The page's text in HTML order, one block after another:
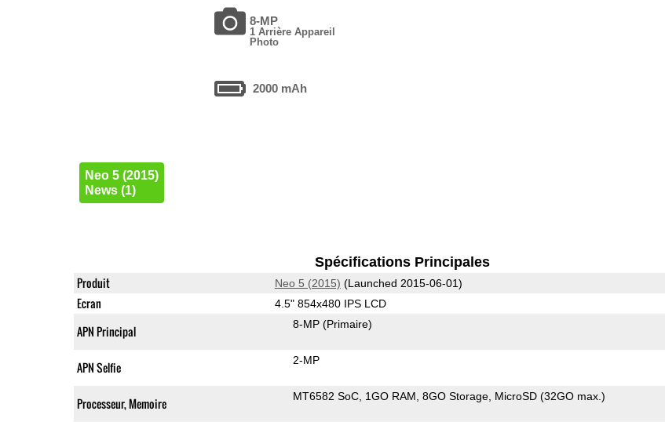
8-MP
1 Arrière Appareil
Photo
2000 mAh
Neo 5 (2015)
News (1)
Spécifications Principales
Produit Neo 5 (2015) (Launched 2015-06-01)
Ecran 4.5" 854x480 IPS LCD
APN Principal 8-MP (Primaire)
APN Selfie 2-MP
Processeur, Memoire MT6582 SoC 1GO RAM 8GO Storage MicroSD (32GO max.)